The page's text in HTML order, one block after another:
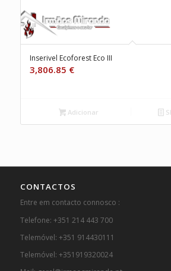
Inserivel Ecoforest Eco III
3,806.85 €
Adicionar
CONTACTOS
Entre em contacto connosco :
Telefone: +351 214 443 700
Telemóvel: +351 914430111
Telemóvel: +351919320024